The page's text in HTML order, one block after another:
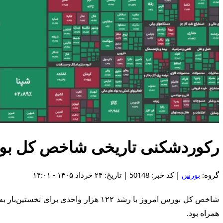
رکوردشکنی تاریخی شاخص کل
گروه: بورس | کد خبر: 50148 | تاریخ: ۲۴ خرداد ۱۴۰۵ - ۱۴:۰۱
همراه بود.